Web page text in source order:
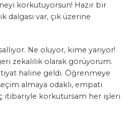
korkutuyorsun! Hazır bir
dalgası var, çık üzerine
Ne oluyor, kime yarıyor!
zekalılık olarak görüyorum.
haline geldi. Öğrenmeye
almaya odaklı, empati
itibariyle korkutursam her işleri